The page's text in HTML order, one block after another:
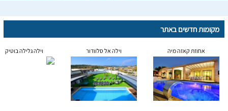
מקומות חדשים באתר
אחוזת קאזה מיה וילה אל סלוודור וילה גלילה בוטיק